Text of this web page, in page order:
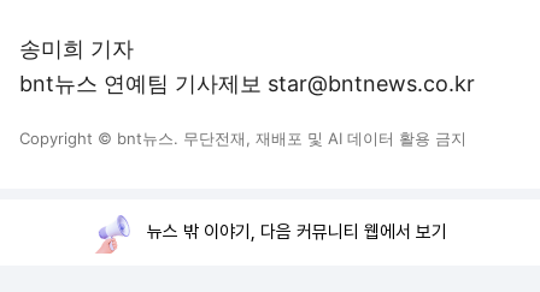
송미희 기자
bnt뉴스 연예팀 기사제보 star@bntnews.co.kr
Copyright © bnt뉴스. 무단전재, 재배포 및 AI 데이터 활용 금지
뉴스 밖 이야기, 다음 커뮤니티 웹에서 보기